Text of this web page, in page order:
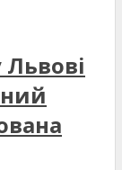
Львові